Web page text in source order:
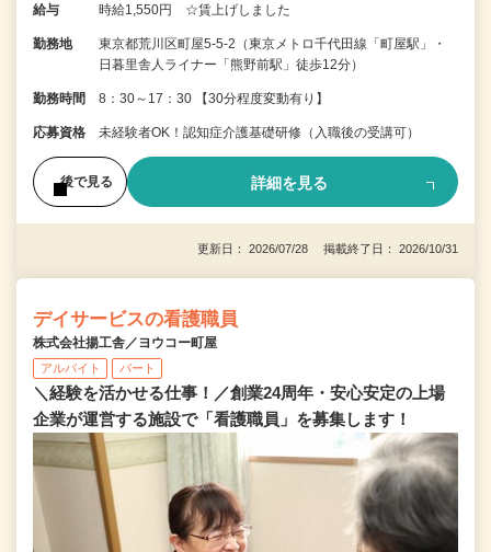
給与 時給1,550円 ☆賃上げしました
勤務地
東京都荒川区町屋5-5-2（東京メトロ千代田線「町屋駅」・
日暮里舎人ライナー「熊野前駅」徒歩12分）
勤務時間 8：30～17：30 【30分程度変動有り】
応募資格 未経験者OK！認知症介護基礎研修（入職後の受講可）
後で見る 詳細を見る
更新日： 2026/07/28 掲載終了日： 2026/10/31
デイサービスの看護職員
株式会社揚工舎／ヨウコー町屋
アルバイト パート
＼経験を活かせる仕事！／創業24周年・安心安定の上場
企業が運営する施設で「看護職員」を募集します！